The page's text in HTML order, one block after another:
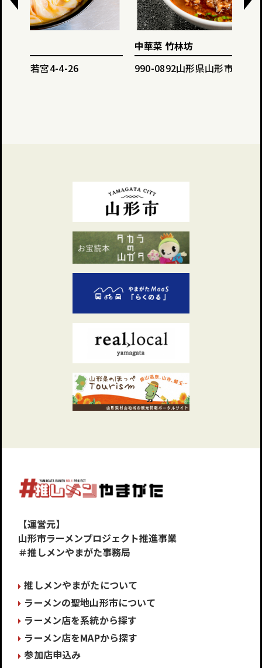
990-0892山形県山形市中野713
【運営元】
山形市ラーメンプロジェクト推進事業
＃推しメンやまがた事務局
推しメンやまがたについて
ラーメンの聖地山形市について
ラーメン店を系統から探す
ラーメン店をMAPから探す
参加店申込み